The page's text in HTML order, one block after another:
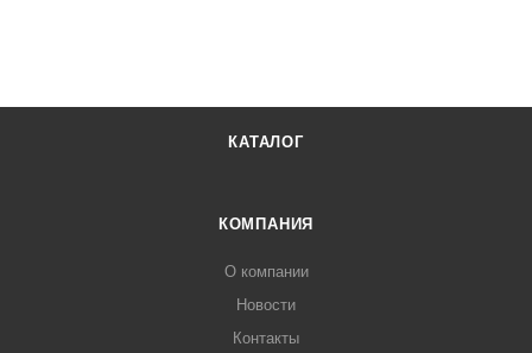
КАТАЛОГ
КОМПАНИЯ
О компании
Новости
Контакты